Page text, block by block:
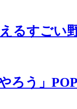
るすごい
ろう」